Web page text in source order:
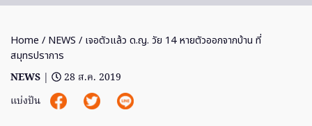
Home / NEWS / เจอตัวแล้ว ด.ญ. วัย 14 หายตัวออกจากบ้าน ที่
สมุทรปราการ
NEWS |
28 ส.ค. 2019
แบ่งปัน